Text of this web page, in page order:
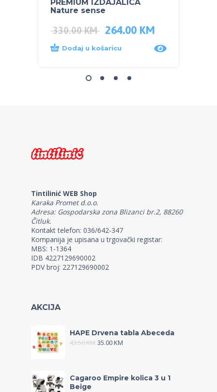
PREMIUM IZDAJALICA
Nature sense
330.00KM 264.00 KM
Dodaj u košaricu
Tintilinić WEB Shop
Karaka Promet d.o.o.
Adresa: Gospodarska zona Blizanci br.2, 88260
Čitluk.
Kontakt telefon: 036/642-347
Kompanija je upisana u trgovački registar:
MBS: 1-1364
IDB 4227129690002
PDV broj: 227129690002
AKCIJA
HAPE Drvena tabla Abeceda
43.50KM 35.00KM
Cagaroo Empire kolica 3 u 1
Beige